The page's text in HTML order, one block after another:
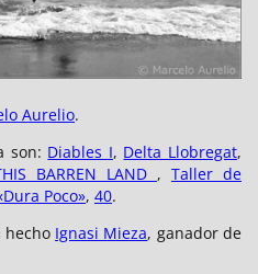
Aurelio.
son: Diables I, Delta Llobregat,
BARREN LAND , Taller de
Poco», 40.
hecho Ignasi Mieza, ganador de